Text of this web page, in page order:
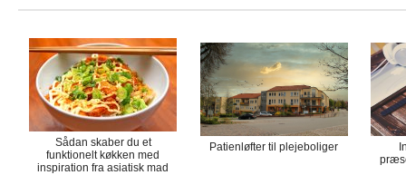
Sådan skaber du et
funktionelt køkken med
inspiration fra asiatisk mad
Patienløfter til plejeboliger